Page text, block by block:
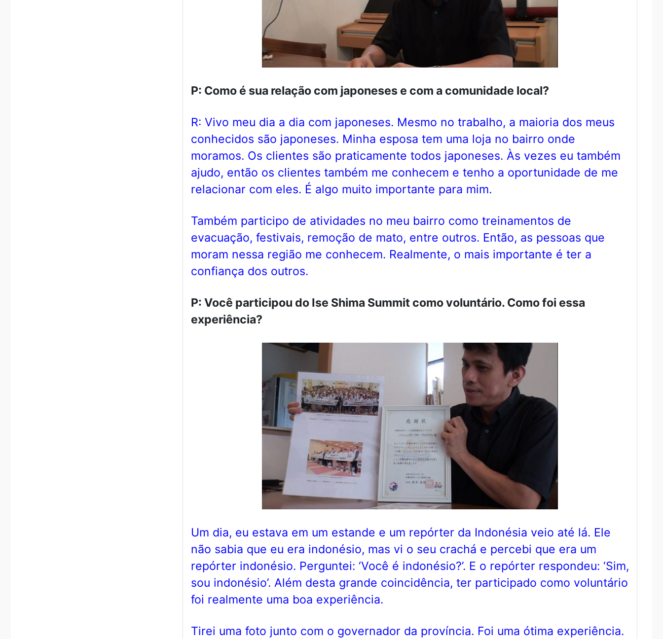
P: Como é sua relação com japoneses e com a comunidade local?
R: Vivo meu dia a dia com japoneses. Mesmo no trabalho, a maioria dos meus
conhecidos são japoneses. Minha esposa tem uma loja no bairro onde
moramos. Os clientes são praticamente todos japoneses. Às vezes eu também
ajudo, então os clientes também me conhecem e tenho a oportunidade de me
relacionar com eles. É algo muito importante para mim.
Também participo de atividades no meu bairro como treinamentos de
evacuação, festivais, remoção de mato, entre outros. Então, as pessoas que
moram nessa região me conhecem. Realmente, o mais importante é ter a
confiança dos outros.
P: Você participou do Ise Shima Summit como voluntário. Como foi essa
experiência?
Um dia, eu estava em um estande e um repórter da Indonésia veio até lá. Ele
não sabia que eu era indonésio, mas vi o seu crachá e percebi que era um
repórter indonésio. Perguntei: ‘Você é indonésio?’. E o repórter respondeu: ‘Sim,
sou indonésio’. Além desta grande coincidência, ter participado como voluntário
foi realmente uma boa experiência.
Tirei uma foto junto com o governador da província. Foi uma ótima experiência.